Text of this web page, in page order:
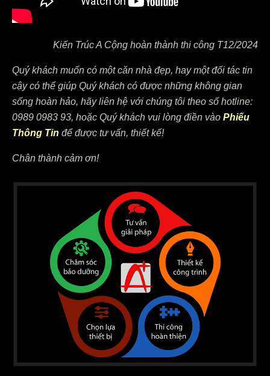
Kiến Trúc A Cộng hoàn thành thi công T12/2024
Quý khách muốn có một căn nhà đẹp, hay một đối tác tin
cậy có thể giúp Quý khách có được những không gian
sống hoàn hảo, hãy liên hệ với chúng tôi theo số hotline:
0989 0983 93, hoặc Quý khách vui lòng điền vào Phiếu
Thông Tin để được tư vấn, thiết kế!
Chân thành cảm ơn!